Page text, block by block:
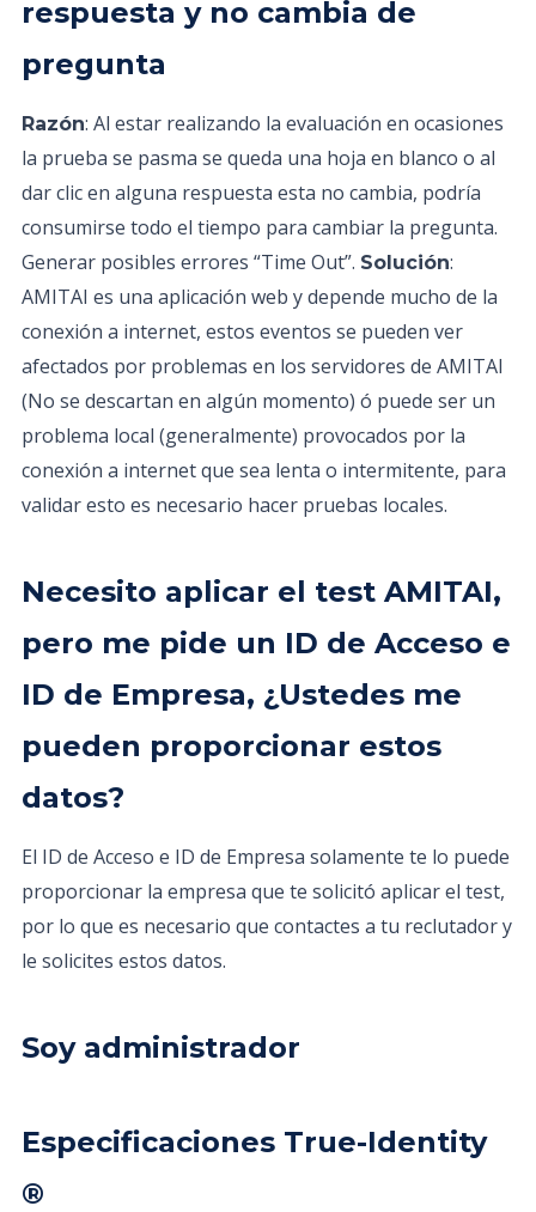
respuesta y no cambia de
pregunta
Razón: Al estar realizando la evaluación en ocasiones
la prueba se pasma se queda una hoja en blanco o al
dar clic en alguna respuesta esta no cambia, podría
consumirse todo el tiempo para cambiar la pregunta.
Generar posibles errores “Time Out”. Solución:
AMITAI es una aplicación web y depende mucho de la
conexión a internet, estos eventos se pueden ver
afectados por problemas en los servidores de AMITAI
(No se descartan en algún momento) ó puede ser un
problema local (generalmente) provocados por la
conexión a internet que sea lenta o intermitente, para
validar esto es necesario hacer pruebas locales.
Necesito aplicar el test AMITAI,
pero me pide un ID de Acceso e
ID de Empresa, ¿Ustedes me
pueden proporcionar estos
datos?
El ID de Acceso e ID de Empresa solamente te lo puede
proporcionar la empresa que te solicitó aplicar el test,
por lo que es necesario que contactes a tu reclutador y
le solicites estos datos.
Soy administrador
Especificaciones True-Identity
®